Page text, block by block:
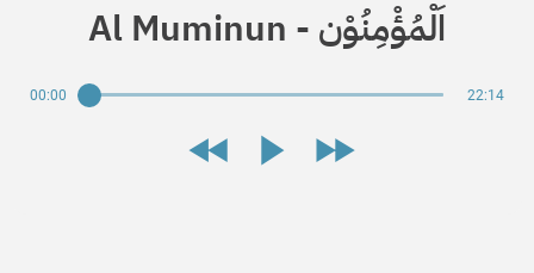
Al Muminun - اَلْمُؤْمِنُوْن
00:00 22:14